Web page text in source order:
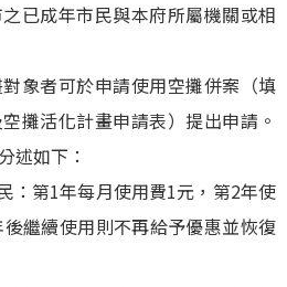
之已成年市民與本府所屬機關或相
對象者可於申請使用空攤併案（填
攤活化計畫申請表）提出申請。
述如下：
：第1年每月使用費1元，第2年使
繼續使用則不再給予優惠並恢復